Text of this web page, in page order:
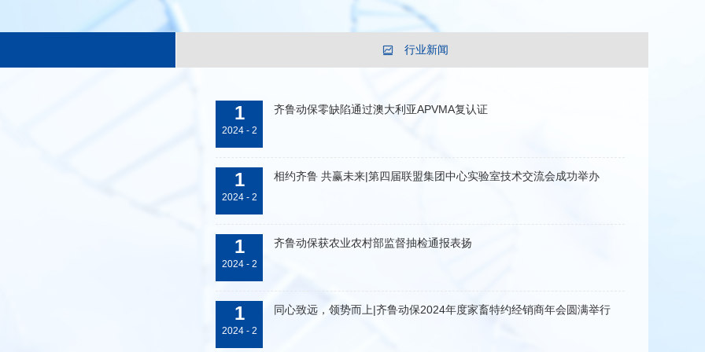
行业新闻
1
2024 - 2
齐鲁动保零缺陷通过澳大利亚APVMA复认证
1
2024 - 2
相约齐鲁 共赢未来|第四届联盟集团中心实验室技术交流会成功举办
1
2024 - 2
齐鲁动保获农业农村部监督抽检通报表扬
1
2024 - 2
同心致远，领势而上|齐鲁动保2024年度家畜特约经销商年会圆满举行